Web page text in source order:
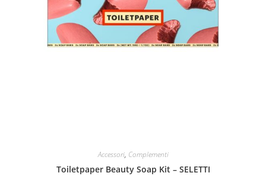
Accessori, Complementi
Toiletpaper Beauty Soap Kit – SELETTI